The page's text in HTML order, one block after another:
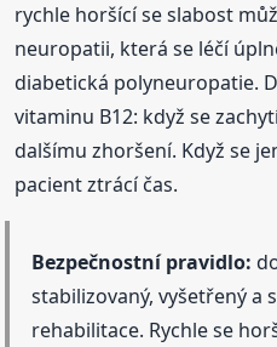
rychle horšící se slabost
neuropatii, která se léčí
diabetická polyneuropatie.
vitaminu B12: když se
dalšímu zhoršení. Když se
pacient ztrácí čas.
Bezpečnostní pravidlo:
stabilizovaný, vyšetřený a
rehabilitace. Rychle se